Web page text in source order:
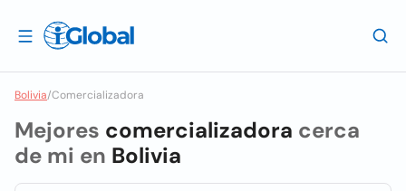
Bolivia/Comercializadora
Mejores comercializadora cerca
de mi en Bolivia